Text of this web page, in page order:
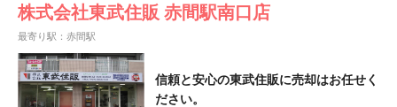
株式会社東武住販 赤間駅南口店
最寄り駅：赤間駅
信頼と安心の東武住販に売却はお任せく
ださい。